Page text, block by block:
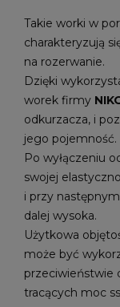
Takie worki w
charakteryzują
na rozerwanie.
Dzięki
worek firmy
odkurzacza, i
jego pojemność.
Po wyłączeniu
swojej
i przy
dalej wysoka.
Użytkowa
może być
przeciwieństwie
tracących moc